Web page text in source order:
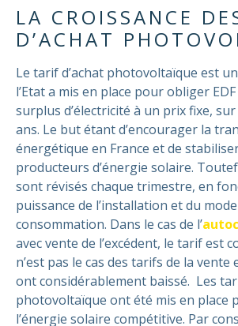
LA CROISSANCE
D’ACHAT
Le tarif d’achat photovoltaïque est
l’Etat a mis en place pour obliger
surplus d’électricité à un prix fixe,
ans. Le but étant d’encourager la
énergétique en France et de
producteurs d’énergie solaire.
sont révisés chaque trimestre, en
puissance de l’installation et du
consommation. Dans le cas de l’
avec vente de l’excédent, le tarif est
n’est pas le cas des tarifs de la
ont considérablement baissé. Les
photovoltaïque ont été mis en place
l’énergie solaire compétitive. Par